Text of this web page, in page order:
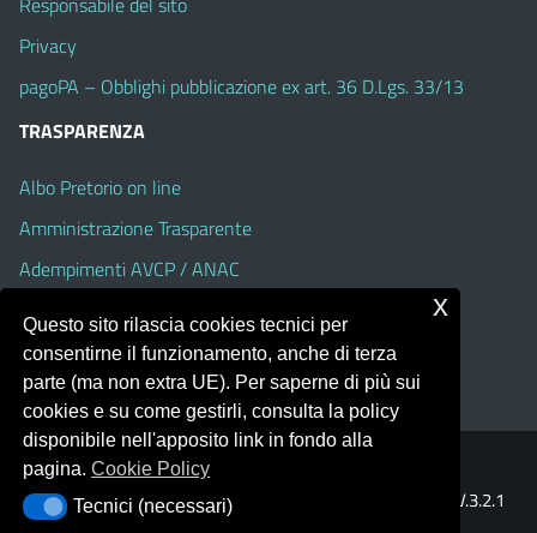
Privacy
pagoPA – Obblighi pubblicazione ex art. 36 D.Lgs. 33/13
TRASPARENZA
Albo Pretorio on line
Amministrazione Trasparente
Adempimenti AVCP / ANAC
Dichiarazione di accessibilità
Portale realizzato con la piattaforma
Template Italia configurato sul tema accessibile
V.3.2.1
(Alioth)
Questo sito rilascia cookies tecnici per
consentirne il funzionamento, anche di terza
parte (ma non extra UE). Per saperne di più sui
cookies e su come gestirli, consulta la policy
disponibile nell'apposito link in fondo alla
pagina.Cookie Policy
Tecnici (necessari)
Tecnici (necessari)
x